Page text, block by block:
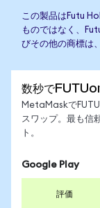
この製品はFutu
ものではなく、
びその他の商標は
数秒で
MetaMaskで
スワップ。最も信
ト。
Google Play
評価